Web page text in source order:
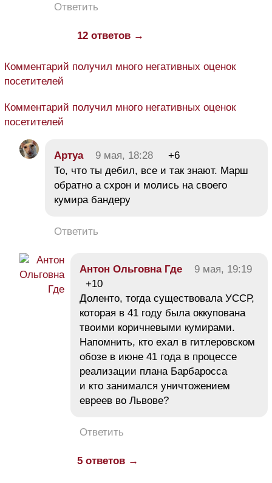
Ответить
12 ответов →
Комментарий получил много негативных оценок
посетителей
Комментарий получил много негативных оценок
посетителей
Aртуа 9 мая, 18:28
+6
То, что ты дебил, все и так знают. Марш
обратно а схрон и молись на своего
кумира бандеру
Ответить
Антон Ольговна Где
9 мая, 19:19
+10
Доленто, тогда существовала УССР,
которая в 41 году была оккупована
твоими коричневыми кумирами.
Напомнить, кто ехал в гитлеровском
обозе в июне 41 года в процессе
реализации плана Барбаросса
и кто занимался уничтожением
евреев во Львове?
Ответить
5 ответов →